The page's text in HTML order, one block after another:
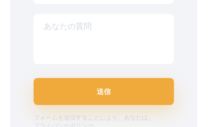
あなたの質問
送信
フォームを送信することにより、あなたは、
プライバシーポリシー.